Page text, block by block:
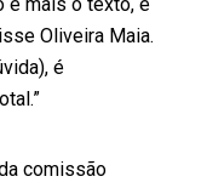
Oliveira Maia.
é
comissão